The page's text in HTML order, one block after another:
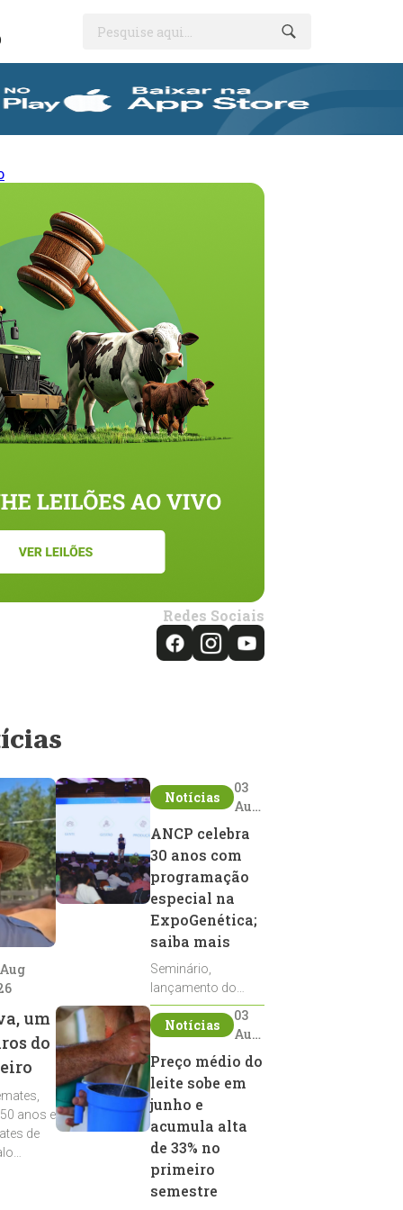
Pesquise aqui...
Redes Sociais
um
do
anos e
de
Notícias
03
Aug
ANCP celebra
30 anos com
programação
especial na
ExpoGenética;
saiba mais
Seminário,
lançamento do
Sumário de Touros,
debates, podcast,
reprodutores e
homenagens
integram a
programação da
entidade durante a
ExpoGenética 2026
Notícias
03
Aug
2026
Preço médio do
leite sobe em
junho e
acumula alta
de 33% no
primeiro
semestre